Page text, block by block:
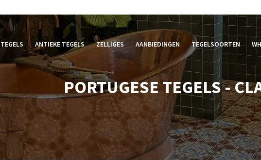
ANTIEKE TEGELS ZELLIGES AANBIEDINGEN TEGELSOORTEN
PORTUGESE TEGELS -